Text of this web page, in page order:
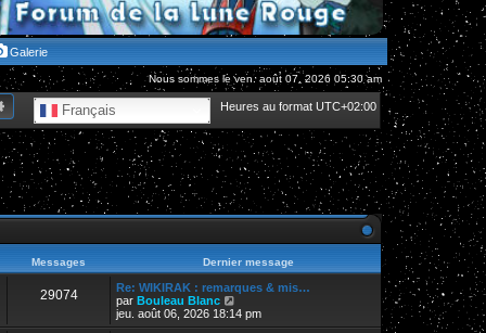
Galerie
Nous sommes le ven. août 07, 2026 05:30 am
Heures au format UTC+02:00
Français
Recherche avancée
Messages Dernier message
29074
Re: WIKIRAK : remarques & mis…
par Bouleau Blanc
o
i
jeu. août 06, 2026 18:14 pm